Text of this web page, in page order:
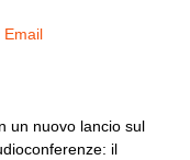
Email
un nuovo lancio sul
: il